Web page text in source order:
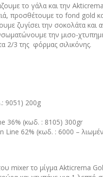
το γάλα και την
προσθέτουμε το fond gold
ζυγίσει την σοκολάτα
την μισο-
2/3 της φόρμας σιλικόνης.
9051) 200g
36% (κωδ. : 8105) 300gr
Line 62% (κωδ. : 6000 –
mixer το μίγμα Akticrema